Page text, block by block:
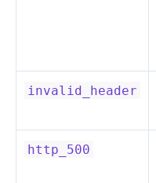
invalid_header
http_500